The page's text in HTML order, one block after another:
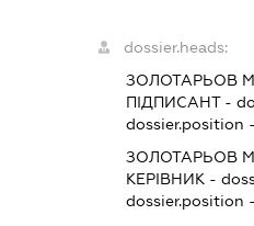
dossier.heads:
ЗОЛОТАРЬОВ
ПІДПИСАНТ-
dossier.position -
ЗОЛОТАРЬОВ
КЕРІВНИК -
dossier.position -